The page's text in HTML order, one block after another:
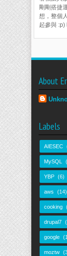
剛剛搭捷
想，整個
起參與 :p)
About
Labels
AIESEC
MySQL
YBP (6)
aws (14)
cooking
drupal7
google
moztw